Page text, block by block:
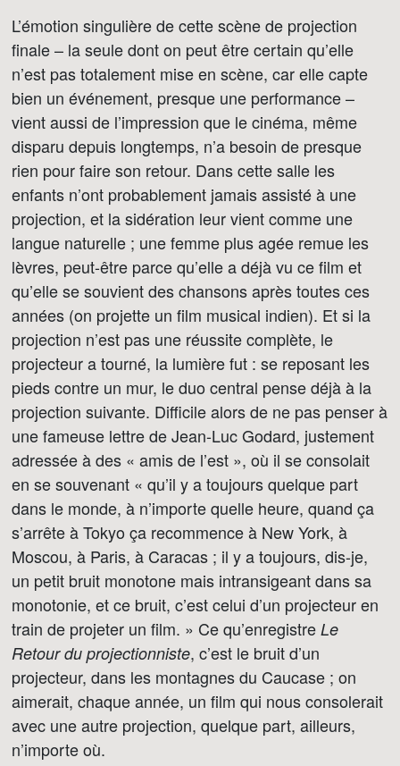
L’émotion singulière de cette scène de projection
finale – la seule dont on peut être certain qu’elle
n’est pas totalement mise en scène, car elle capte
bien un événement, presque une performance –
vient aussi de l’impression que le cinéma, même
disparu depuis longtemps, n’a besoin de presque
rien pour faire son retour. Dans cette salle les
enfants n’ont probablement jamais assisté à une
projection, et la sidération leur vient comme une
langue naturelle ; une femme plus agée remue les
lèvres, peut-être parce qu’elle a déjà vu ce film et
qu’elle se souvient des chansons après toutes ces
années (on projette un film musical indien). Et si la
projection n’est pas une réussite complète, le
projecteur a tourné, la lumière fut : se reposant les
pieds contre un mur, le duo central pense déjà à la
projection suivante. Difficile alors de ne pas penser à
une fameuse lettre de Jean-Luc Godard, justement
adressée à des « amis de l’est », où il se consolait
en se souvenant « qu’il y a toujours quelque part
dans le monde, à n’importe quelle heure, quand ça
s’arrête à Tokyo ça recommence à New York, à
Moscou, à Paris, à Caracas ; il y a toujours, dis-je,
un petit bruit monotone mais intransigeant dans sa
monotonie, et ce bruit, c’est celui d’un projecteur en
train de projeter un film. » Ce qu’enregistre Le
Retour du projectionniste, c’est le bruit d’un
projecteur, dans les montagnes du Caucase ; on
aimerait, chaque année, un film qui nous consolerait
avec une autre projection, quelque part, ailleurs,
n’importe où.